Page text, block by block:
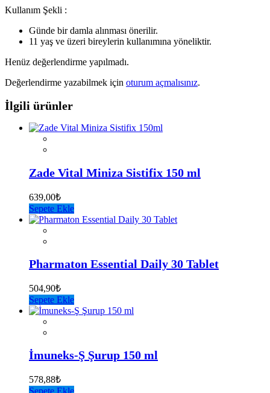
Kullanım Şekli :
Günde bir damla alınması önerilir.
11 yaş ve üzeri bireylerin kullanımına yöneliktir.
Henüz değerlendirme yapılmadı.
Değerlendirme yazabilmek için oturum açmalısınız.
İlgili ürünler
Zade Vital Miniza Sistifix 150 ml
639,00₺
Sepete Ekle
Pharmaton Essential Daily 30 Tablet
504,90₺
Sepete Ekle
İmuneks-Ş Şurup 150 ml
578,88₺
Sepete Ekle